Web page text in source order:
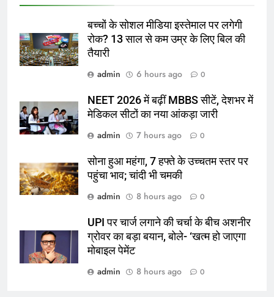
बच्चों के सोशल मीडिया इस्तेमाल पर लगेगी
रोक? 13 साल से कम उम्र के लिए बिल की
तैयारी
admin
6 hours ago 0
NEET 2026 में बढ़ीं MBBS सीटें, देशभर में
मेडिकल सीटों का नया आंकड़ा जारी
admin
7 hours ago 0
सोना हुआ महंगा, 7 हफ्ते के उच्चतम स्तर पर
पहुंचा भाव; चांदी भी चमकी
admin
8 hours ago 0
UPI पर चार्ज लगाने की चर्चा के बीच अशनीर
ग्रोवर का बड़ा बयान, बोले- ‘खत्म हो जाएगा
मोबाइल पेमेंट
admin
8 hours ago 0